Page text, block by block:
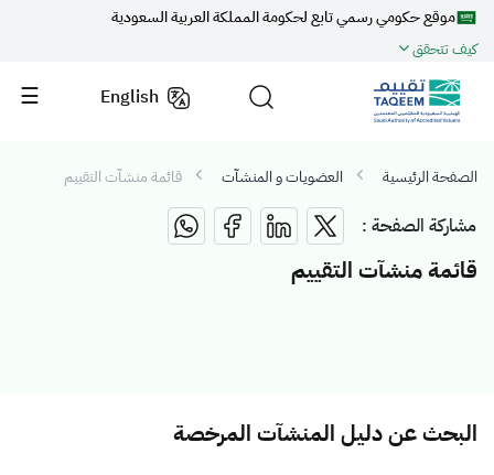
موقع حكومي رسمي تابع لحكومة المملكة العربية السعودية
كيف تتحقق
English
الصفحة الرئيسية العضويات و المنشآت قائمة منشآت التقييم
مشاركة الصفحة :
قائمة منشآت التقييم
البحث عن دليل المنشآت المرخصة